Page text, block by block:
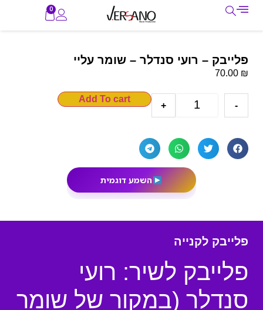
0
פלייבק – רועי סנדלר – שומר עליי
70.00 ₪
-
+
Add To cart
השמע דוגמית
פלייבק לקנייה
פלייבק לשיר: רועי
סנדלר (במקור של שומר